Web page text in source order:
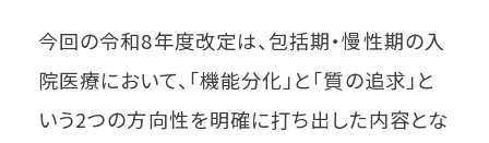
今回の令和8年度改定は、包括期・慢性期の入
院医療において、「機能分化」と「質の追求」と
いう2つの方向性を明確に打ち出した内容とな